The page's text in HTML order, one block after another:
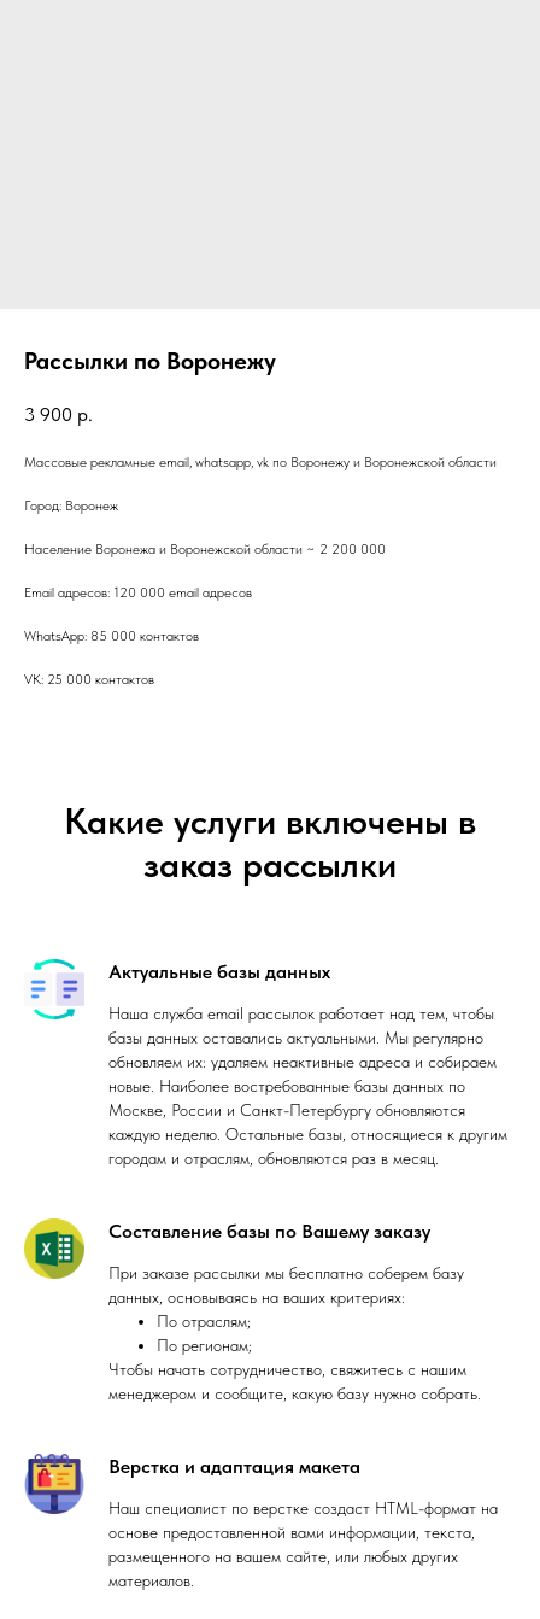
Рассылки по Воронежу
3 900 р.
Массовые рекламные email, whatsapp, vk по Воронежу и Воронежской области
Город: Воронеж
Население Воронежа и Воронежской области ~ 2 200 000
Email адресов: 120 000 email адресов
WhatsApp: 85 000 контактов
VK: 25 000 контактов
Какие услуги включены в
заказ рассылки
Актуальные базы данных
Наша служба email рассылок работает над тем, чтобы
базы данных оставались актуальными. Мы регулярно
обновляем их: удаляем неактивные адреса и собираем
новые. Наиболее востребованные базы данных по
Москве, России и Санкт-Петербургу обновляются
каждую неделю. Остальные базы, относящиеся к другим
городам и отраслям, обновляются раз в месяц.
Составление базы по Вашему заказу
При заказе рассылки мы бесплатно соберем базу
данных, основываясь на ваших критериях:
По отраслям;
По регионам;
Чтобы начать сотрудничество, свяжитесь с нашим
менеджером и сообщите, какую базу нужно собрать.
Верстка и адаптация макета
Наш специалист по верстке создаст HTML-формат на
основе предоставленной вами информации, текста,
размещенного на вашем сайте, или любых других
материалов.